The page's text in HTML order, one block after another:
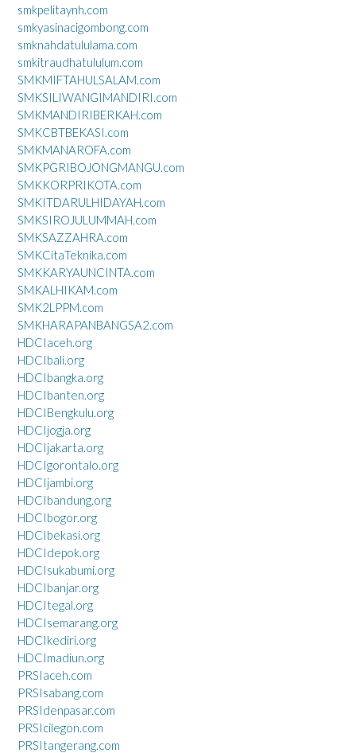
smkpelitaynh.com
smkyasinacigombong.com
smknahdatululama.com
smkitraudhatululum.com
SMKMIFTAHULSALAM.com
SMKSILIWANGIMANDIRI.com
SMKMANDIRIBERKAH.com
SMKCBTBEKASI.com
SMKMANAROFA.com
SMKPGRIBOJONGMANGU.com
SMKKORPRIKOTA.com
SMKITDARULHIDAYAH.com
SMKSIROJULUMMAH.com
SMKSAZZAHRA.com
SMKCitaTeknika.com
SMKKARYAUNCINTA.com
SMKALHIKAM.com
SMK2LPPM.com
SMKHARAPANBANGSA2.com
HDCIaceh.org
HDCIbali.org
HDCIbangka.org
HDCIbanten.org
HDCIBengkulu.org
HDCIjogja.org
HDCIjakarta.org
HDCIgorontalo.org
HDCIjambi.org
HDCIbandung.org
HDCIbogor.org
HDCIbekasi.org
HDCIdepok.org
HDCIsukabumi.org
HDCIbanjar.org
HDCItegal.org
HDCIsemarang.org
HDCIkediri.org
HDCImadiun.org
PRSIaceh.com
PRSIsabang.com
PRSIdenpasar.com
PRSIcilegon.com
PRSItangerang.com